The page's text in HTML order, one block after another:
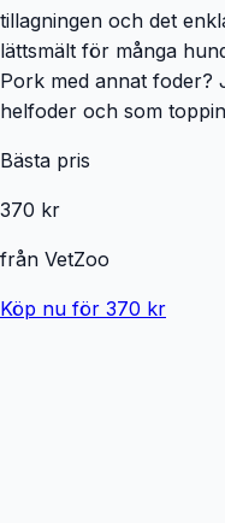
tillagningen och det
lättsmält för många
Pork med annat foder?
helfoder och som
Bästa pris
370 kr
från VetZoo
Köp nu för 370 kr